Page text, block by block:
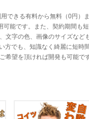
できる有料から無料（0円）
能です。また、契約期間も
字の色、画像のサイズなど
でも、知識なく綺麗に短時
望を頂ければ開発も可能で